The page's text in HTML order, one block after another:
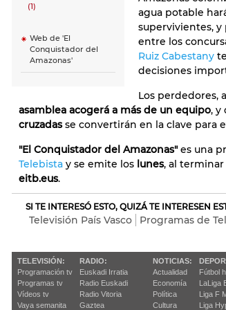
(1)
Web de 'El
Conquistador del
Amazonas'
agua potable
supervivientes,
entre los
Ruiz Cabestany
decisiones
Los perdedores,
asamblea acogerá a más de un equipo, y
cruzadasse convertirán en la clave para
"El Conquistador del Amazonas"es una
Telebista y se emite los lunes, al terminar
eitb.eus.
SI TE INTERESÓ ESTO, QUIZÁ TE INTERESEN
Televisión País Vasco Programas de
TELEVISIÓN:
Programación tv
Programas tv
Vídeos tv
Vaya semanita
RADIO:
Euskadi Irratia
Radio Euskadi
Radio Vitoria
Gaztea
NOTICIAS:
Actualidad
Economía
Política
Cultura
Fútbol
LaLiga
Liga F
Liga